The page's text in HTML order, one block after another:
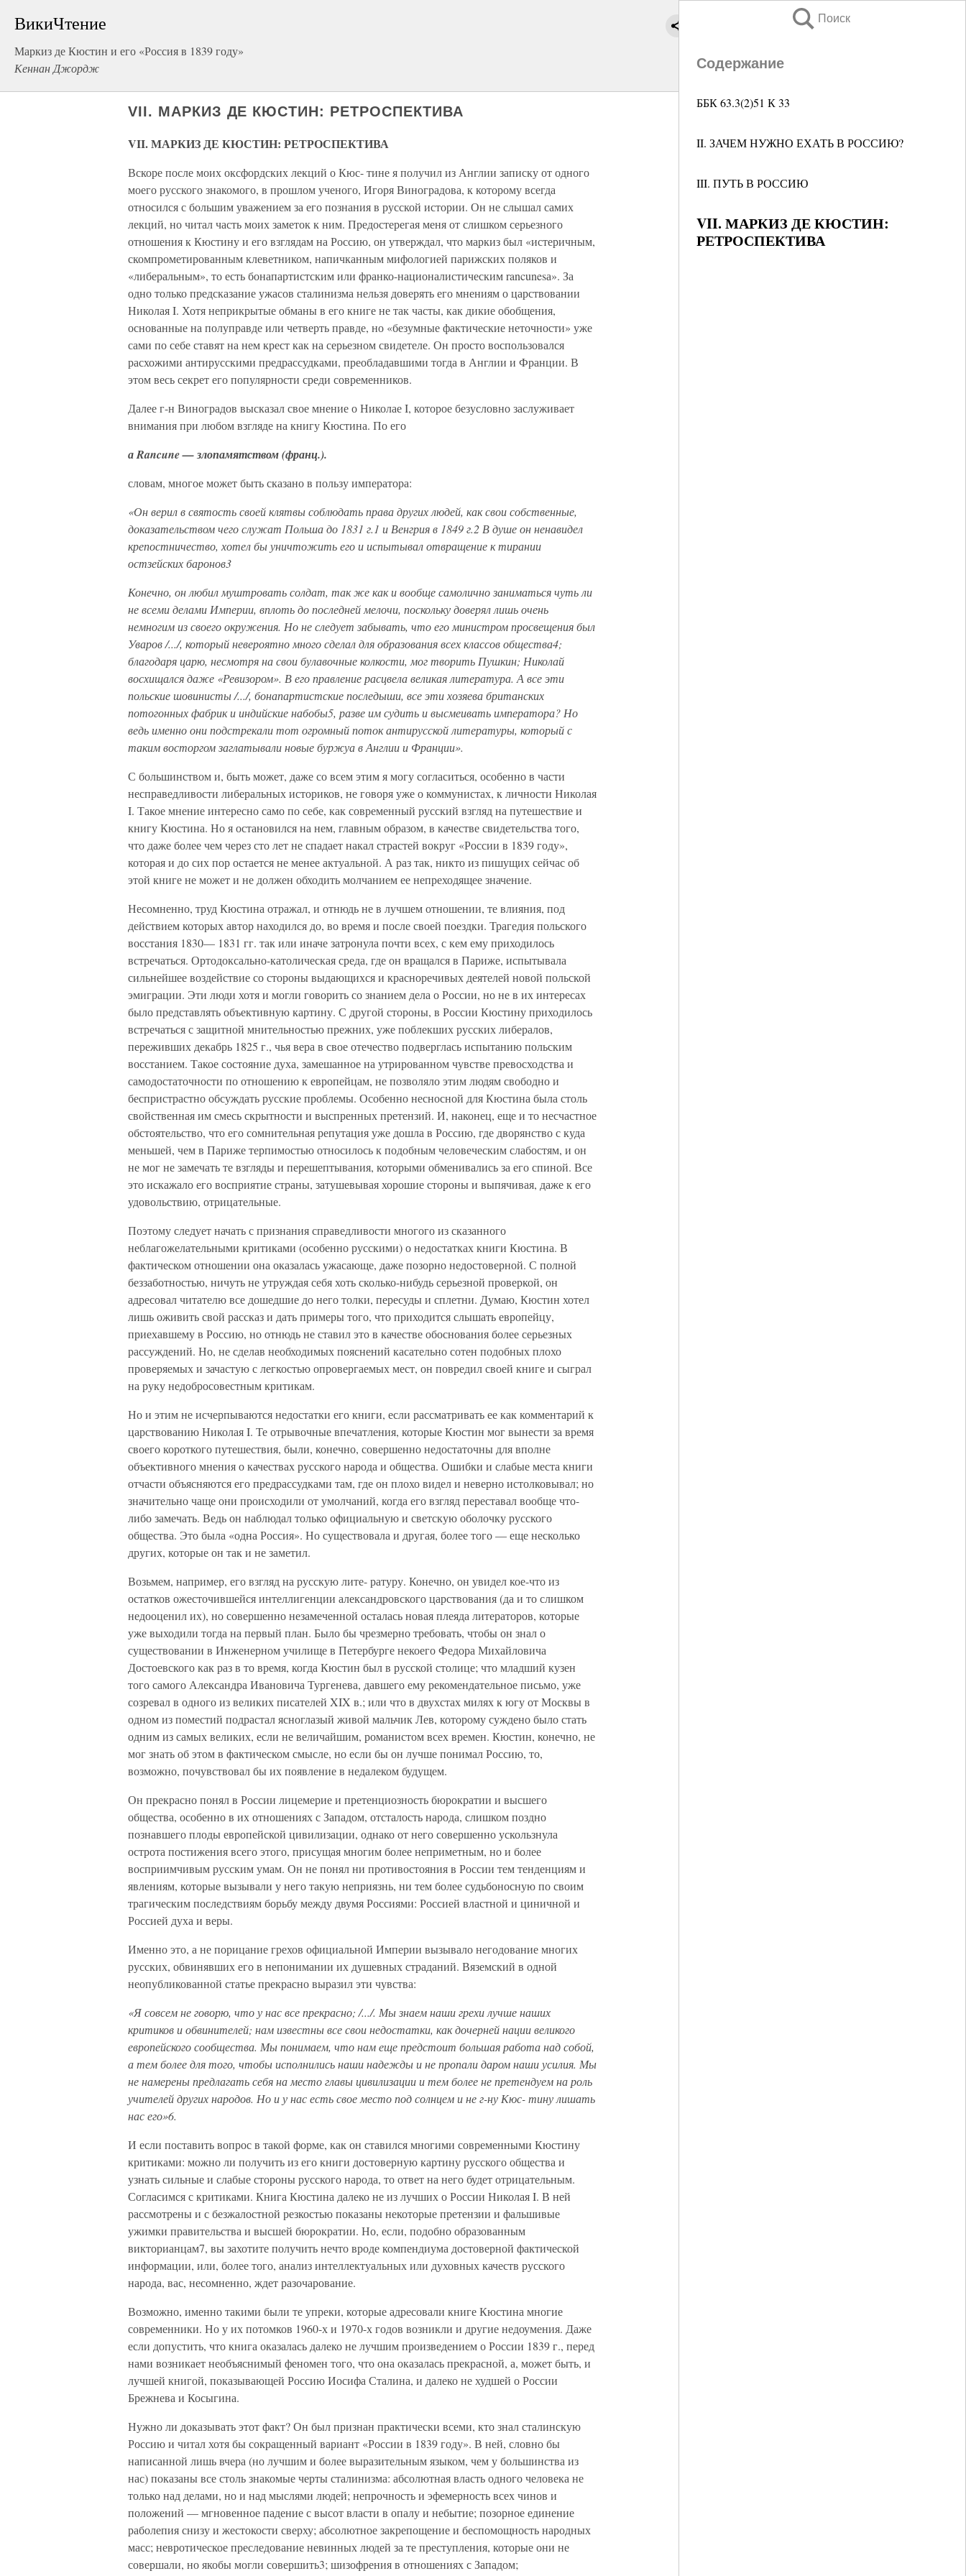
ВикиЧтение
Маркиз де Кюстин и его «Россия в 1839 году»
Кеннан Джордж
Поиск
Содержание
ББК 63.3(2)51 К 33
II. ЗАЧЕМ НУЖНО ЕХАТЬ В РОССИЮ?
III. ПУТЬ В РОССИЮ
VII. МАРКИЗ ДЕ КЮСТИН:
РЕТРОСПЕКТИВА
VII. МАРКИЗ ДЕ КЮСТИН: РЕТРОСПЕКТИВА
VII. МАРКИЗ ДЕ КЮСТИН: РЕТРОСПЕКТИВА
Вскоре после моих оксфордских лекций о Кюс- тине я получил из Англии записку от одного
моего русского знакомого, в прошлом ученого, Игоря Виноградова, к которому всегда
относился с большим уважением за его познания в русской истории. Он не слышал самих
лекций, но читал часть моих заметок к ним. Предостерегая меня от слишком серьезного
отношения к Кюстину и его взглядам на Россию, он утверждал, что маркиз был «истеричным,
скомпрометированным клеветником, напичканным мифологией парижских поляков и
«либеральным», то есть бонапартистским или франко-националистическим rancunesа». За
одно только предсказание ужасов сталинизма нельзя доверять его мнениям о царствовании
Николая I. Хотя неприкрытые обманы в его книге не так часты, как дикие обобщения,
основанные на полуправде или четверть правде, но «безумные фактические неточности» уже
сами по себе ставят на нем крест как на серьезном свидетеле. Он просто воспользовался
расхожими антирусскими предрассудками, преобладавшими тогда в Англии и Франции. В
этом весь секрет его популярности среди современников.
Далее г-н Виноградов высказал свое мнение о Николае I, которое безусловно заслуживает
внимания при любом взгляде на книгу Кюстина. По его
аRancune— злопамятством(франц.).
словам, многое может быть сказано в пользу императора:
«Он верил в святость своей клятвы соблюдать права других людей, как свои собственные,
доказательством чего служат Польша до 1831 г.1 и Венгрия в 1849 г.2 В душе он ненавидел
крепостничество, хотел бы уничтожить его и испытывал отвращение к тирании
остзейских баронов3
Конечно, он любил муштровать солдат, так же как и вообще самолично заниматься чуть ли
не всеми делами Империи, вплоть до последней мелочи, поскольку доверял лишь очень
немногим из своего окружения. Но не следует забывать, что его министром просвещения был
Уваров /.../, который невероятно много сделал для образования всех классов общества4;
благодаря царю, несмотря на свои булавочные колкости, мог творить Пушкин; Николай
восхищался даже «Ревизором». В его правление расцвела великая литература. А все эти
польские шовинисты /.../, бонапартистские последыши, все эти хозяева британских
потогонных фабрик и индийские набобы5, разве им судить и высмеивать императора? Но
ведь именно они подстрекали тот огромный поток антирусской литературы, который с
таким восторгом заглатывали новые буржуа в Англии и Франции».
С большинством и, быть может, даже со всем этим я могу согласиться, особенно в части
несправедливости либеральных историков, не говоря уже о коммунистах, к личности Николая
I. Такое мнение интересно само по себе, как современный русский взгляд на путешествие и
книгу Кюстина. Но я остановился на нем, главным образом, в качестве свидетельства того,
что даже более чем через сто лет не спадает накал страстей вокруг «России в 1839 году»,
которая и до сих пор остается не менее актуальной. А раз так, никто из пишущих сейчас об
этой книге не может и не должен обходить молчанием ее непреходящее значение.
Несомненно, труд Кюстина отражал, и отнюдь не в лучшем отношении, те влияния, под
действием которых автор находился до, во время и после своей поездки. Трагедия польского
восстания 1830— 1831 гг. так или иначе затронула почти всех, с кем ему приходилось
встречаться. Ортодоксально-католическая среда, где он вращался в Париже, испытывала
сильнейшее воздействие со стороны выдающихся и красноречивых деятелей новой польской
эмиграции. Эти люди хотя и могли говорить со знанием дела о России, но не в их интересах
было представлять объективную картину. С другой стороны, в России Кюстину приходилось
встречаться с защитной мнительностью прежних, уже поблекших русских либералов,
переживших декабрь 1825 г., чья вера в свое отечество подверглась испытанию польским
восстанием. Такое состояние духа, замешанное на утрированном чувстве превосходства и
самодостаточности по отношению к европейцам, не позволяло этим людям свободно и
беспристрастно обсуждать русские проблемы. Особенно несносной для Кюстина была столь
свойственная им смесь скрытности и выспренных претензий. И, наконец, еще и то несчастное
обстоятельство, что его сомнительная репутация уже дошла в Россию, где дворянство с куда
меньшей, чем в Париже терпимостью относилось к подобным человеческим слабостям, и он
не мог не замечать те взгляды и перешептывания, которыми обменивались за его спиной. Все
это искажало его восприятие страны, затушевывая хорошие стороны и выпячивая, даже к его
удовольствию, отрицательные.
Поэтому следует начать с признания справедливости многого из сказанного
неблагожелательными критиками (особенно русскими) о недостатках книги Кюстина. В
фактическом отношении она оказалась ужасающе, даже позорно недостоверной. С полной
беззаботностью, ничуть не утруждая себя хоть сколько-нибудь серьезной проверкой, он
адресовал читателю все дошедшие до него толки, пересуды и сплетни. Думаю, Кюстин хотел
лишь оживить свой рассказ и дать примеры того, что приходится слышать европейцу,
приехавшему в Россию, но отнюдь не ставил это в качестве обоснования более серьезных
рассуждений. Но, не сделав необходимых пояснений касательно сотен подобных плохо
проверяемых и зачастую с легкостью опровергаемых мест, он повредил своей книге и сыграл
на руку недобросовестным критикам.
Но и этим не исчерпываются недостатки его книги, если рассматривать ее как комментарий к
царствованию Николая I. Те отрывочные впечатления, которые Кюстин мог вынести за время
своего короткого путешествия, были, конечно, совершенно недостаточны для вполне
объективного мнения о качествах русского народа и общества. Ошибки и слабые места книги
отчасти объясняются его предрассудками там, где он плохо видел и неверно истолковывал; но
значительно чаще они происходили от умолчаний, когда его взгляд переставал вообще что-
либо замечать. Ведь он наблюдал только официальную и светскую оболочку русского
общества. Это была «одна Россия». Но существовала и другая, более того — еще несколько
других, которые он так и не заметил.
Возьмем, например, его взгляд на русскую лите- ратуру. Конечно, он увидел кое-что из
остатков ожесточившейся интеллигенции александровского царствования (да и то слишком
недооценил их), но совершенно незамеченной осталась новая плеяда литераторов, которые
уже выходили тогда на первый план. Было бы чрезмерно требовать, чтобы он знал о
существовании в Инженерном училище в Петербурге некоего Федора Михайловича
Достоевского как раз в то время, когда Кюстин был в русской столице; что младший кузен
того самого Александра Ивановича Тургенева, давшего ему рекомендательное письмо, уже
созревал в одного из великих писателей XIX в.; или что в двухстах милях к югу от Москвы в
одном из поместий подрастал ясноглазый живой мальчик Лев, которому суждено было стать
одним из самых великих, если не величайшим, романистом всех времен. Кюстин, конечно, не
мог знать об этом в фактическом смысле, но если бы он лучше понимал Россию, то,
возможно, почувствовал бы их появление в недалеком будущем.
Он прекрасно понял в России лицемерие и претенциозность бюрократии и высшего
общества, особенно в их отношениях с Западом, отсталость народа, слишком поздно
познавшего плоды европейской цивилизации, однако от него совершенно ускользнула
острота постижения всего этого, присущая многим более неприметным, но и более
восприимчивым русским умам. Он не понял ни противостояния в России тем тенденциям и
явлениям, которые вызывали у него такую неприязнь, ни тем более судьбоносную по своим
трагическим последствиям борьбу между двумя Россиями: Россией властной и циничной и
Россией духа и веры.
Именно это, а не порицание грехов официальной Империи вызывало негодование многих
русских, обвинявших его в непонимании их душевных страданий. Вяземский в одной
неопубликованной статье прекрасно выразил эти чувства:
«Я совсем не говорю, что у нас все прекрасно; /.../. Мы знаем наши грехи лучше наших
критиков и обвинителей; нам известны все свои недостатки, как дочерней нации великого
европейского сообщества. Мы понимаем, что нам еще предстоит большая работа над собой,
а тем более для того, чтобы исполнились наши надежды и не пропали даром наши усилия. Мы
не намерены предлагать себя на место главы цивилизации и тем более не претендуем на роль
учителей других народов. Но и у нас есть свое место под солнцем и не г-ну Кюс- тину лишать
нас его»6.
И если поставить вопрос в такой форме, как он ставился многими современными Кюстину
критиками: можно ли получить из его книги достоверную картину русского общества и
узнать сильные и слабые стороны русского народа, то ответ на него будет отрицательным.
Согласимся с критиками. Книга Кюстина далеко не из лучших о России Николая I. В ней
рассмотрены и с безжалостной резкостью показаны некоторые претензии и фальшивые
ужимки правительства и высшей бюрократии. Но, если, подобно образованным
викторианцам7, вы захотите получить нечто вроде компендиума достоверной фактической
информации, или, более того, анализ интеллектуальных или духовных качеств русского
народа, вас, несомненно, ждет разочарование.
Возможно, именно такими были те упреки, которые адресовали книге Кюстина многие
современники. Но у их потомков 1960-х и 1970-х годов возникли и другие недоумения. Даже
если допустить, что книга оказалась далеко не лучшим произведением о России 1839 г., перед
нами возникает необъяснимый феномен того, что она оказалась прекрасной, а, может быть, и
лучшей книгой, показывающей Россию Иосифа Сталина, и далеко не худшей о России
Брежнева и Косыгина.
Нужно ли доказывать этот факт? Он был признан практически всеми, кто знал сталинскую
Россию и читал хотя бы сокращенный вариант «России в 1839 году». В ней, словно бы
написанной лишь вчера (но лучшим и более выразительным языком, чем у большинства из
нас) показаны все столь знакомые черты сталинизма: абсолютная власть одного человека не
только над делами, но и над мыслями людей; непрочность и эфемерность всех чинов и
положений — мгновенное падение с высот власти в опалу и небытие; позорное единение
раболепия снизу и жестокости сверху; абсолютное закрепощение и беспомощность народных
масс; невротическое преследование невинных людей за те преступления, которые они не
совершали, но якобы могли совершить3; шизофрения в отношениях с Западом;